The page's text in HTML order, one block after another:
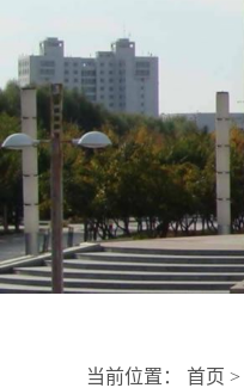
当前位置： 首页 >